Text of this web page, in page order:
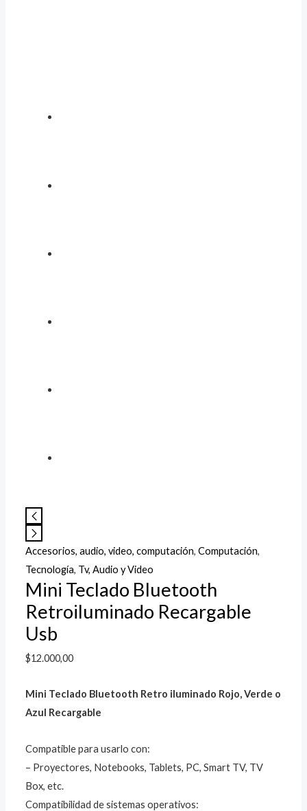
Accesorios, audio, video, computación,Computación,
Tecnología, Tv, Audio y Video
Mini Teclado Bluetooth
Retroiluminado Recargable
Usb
$12.000,00
Mini Teclado Bluetooth Retro iluminado Rojo, Verde o
Azul Recargable
Compatible para usarlo con:
– Proyectores, Notebooks, Tablets, PC, Smart TV, TV
Box, etc.
Compatibilidad de sistemas operativos: